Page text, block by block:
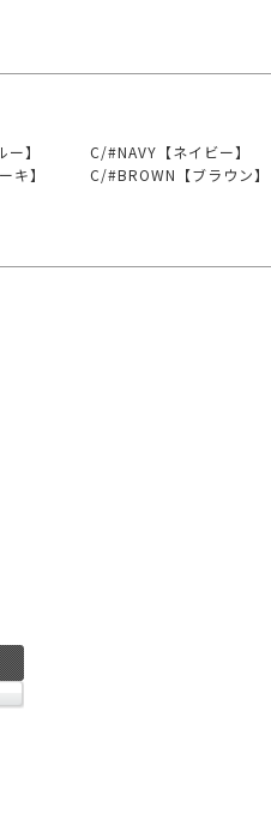
】 C/#NAVY【ネイビー】
キ】 C/#BROWN【ブラウン】